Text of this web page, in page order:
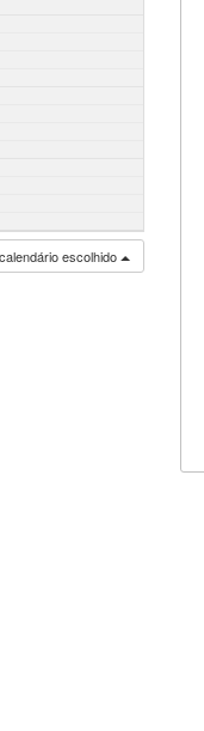
escolhido